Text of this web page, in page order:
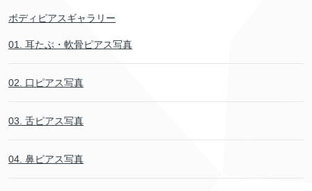
ボディピアスギャラリー
01. 耳たぶ・軟骨ピアス写真
02. 口ピアス写真
03. 舌ピアス写真
04. 鼻ピアス写真